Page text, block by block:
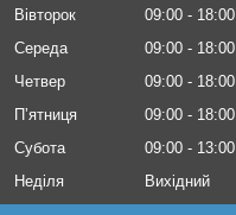
Вівторок
09:00
18:00
Середа
09:00
18:00
Четвер
09:00
18:00
Пʼятниця
09:00
18:00
Субота
09:00
13:00
Неділя
Вихідний